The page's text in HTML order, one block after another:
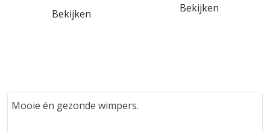
Bekijken
Bekijken
Mooie én gezonde wimpers.